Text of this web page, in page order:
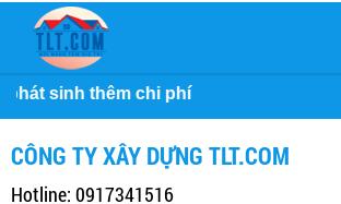
CÔNG TY XÂY DỰNG TLT.COM
Hotline: 0917341516